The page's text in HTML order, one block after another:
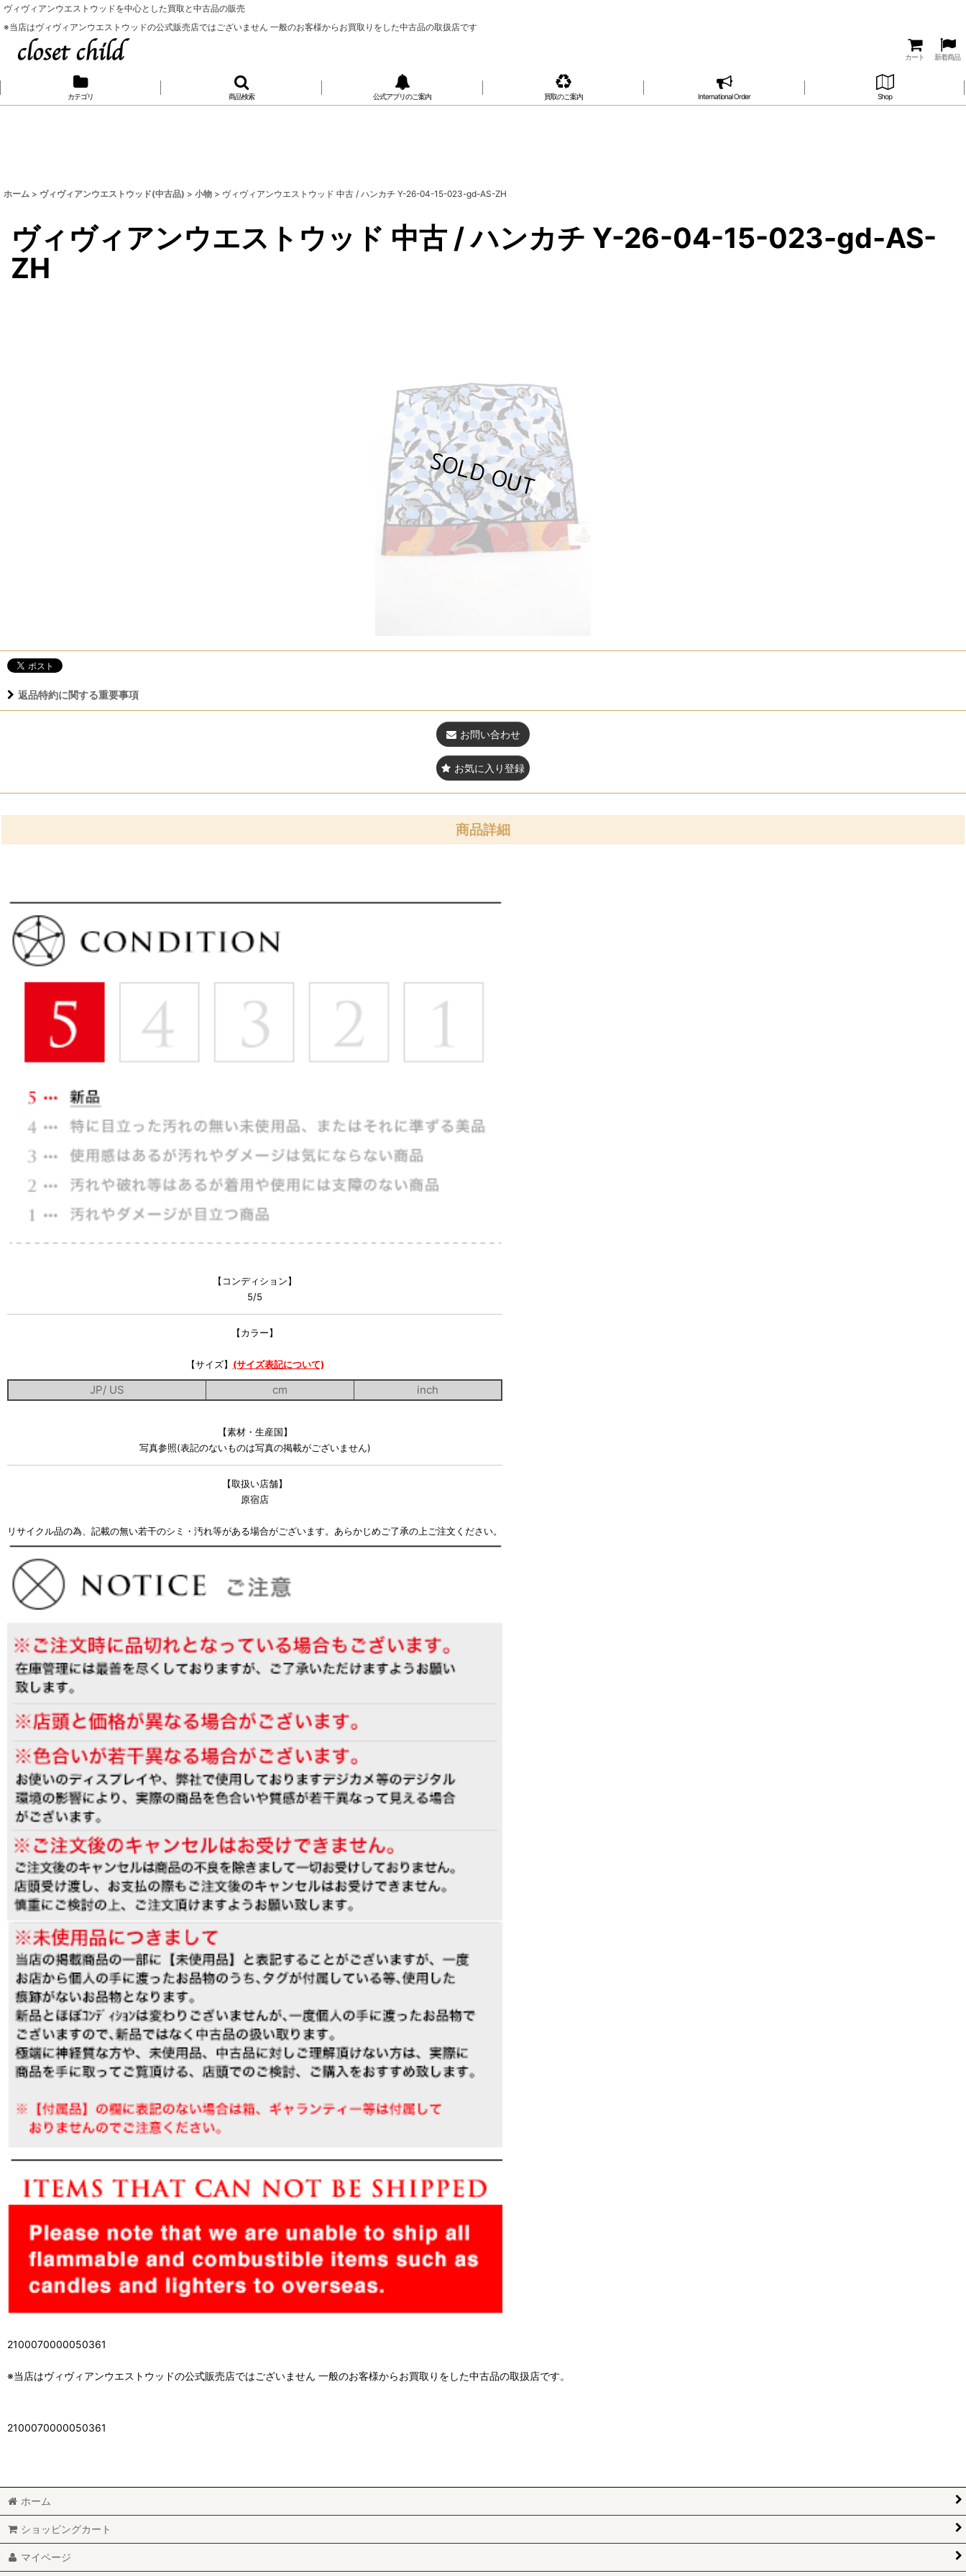
ヴィヴィアンウエストウッドを中心とした買取と中古品の販売
※当店はヴィヴィアンウエストウッドの公式販売店ではございません 一般のお客様からお買取りをした中古品の取扱店です
カート 新着商品
カテゴリ 商品検索 公式アプリのご案内 買取のご案内 International Order Shop
ホーム > ヴィヴィアンウエストウッド(中古品) > 小物 > ヴィヴィアンウエストウッド 中古 / ハンカチ Y-26-04-15-023-gd-AS-ZH
ヴィヴィアンウエストウッド 中古 / ハンカチ Y-26-04-15-023-gd-AS-
ZH
返品特約に関する重要事項
お問い合わせ
お気に入り登録
商品詳細
【コンディション】
5/5
【カラー】
【サイズ】 (サイズ表記について)
JP/ US cm inch
【素材・生産国】
写真参照(表記のないものは写真の掲載がございません)
【取扱い店舗】
原宿店
リサイクル品の為、記載の無い若干のシミ・汚れ等がある場合がございます。あらかじめご了承の上ご注文ください。
2100070000050361
※当店はヴィヴィアンウエストウッドの公式販売店ではございません 一般のお客様からお買取りをした中古品の取扱店です。
2100070000050361
ホーム
ショッピングカート
マイページ